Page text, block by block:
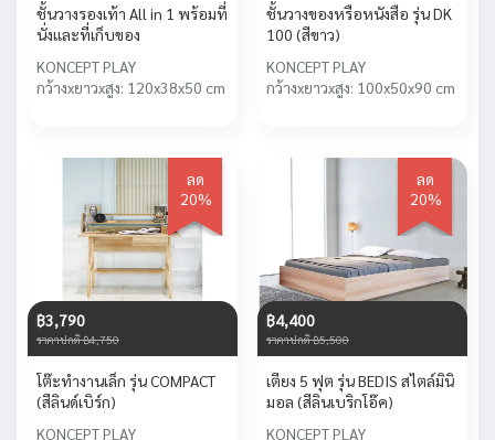
ชั้นวางรองเท้า All in 1 พร้อมที่
นั่งและที่เก็บของ
KONCEPT PLAY
กว้างxยาวxสูง: 120x38x50 cm
ชั้นวางของหรือหนังสือ รุ่น DK
100 (สีขาว)
KONCEPT PLAY
กว้างxยาวxสูง: 100x50x90 cm
ลด
20%
฿3,790
ราคาปกติ ฿4,750
โต๊ะทำงานเล็ก รุ่น COMPACT
(สีลินด์เบิร์ก)
KONCEPT PLAY
ลด
20%
฿4,400
ราคาปกติ ฿5,500
เตียง 5 ฟุต รุ่น BEDIS สไตล์มินิ
มอล (สีลินเบริกโอ๊ค)
KONCEPT PLAY